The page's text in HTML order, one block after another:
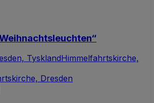
TysklandHimmelfahrtskirche,
Dresden